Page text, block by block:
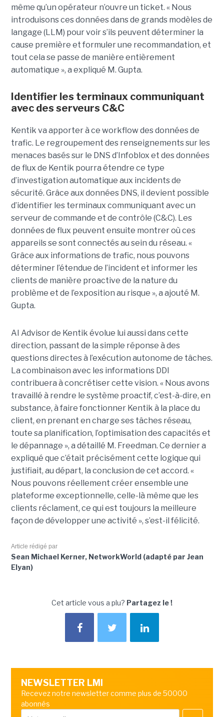
même qu’un opérateur n’ouvre un ticket. « Nous
introduisons ces données dans de grands modèles de
langage (LLM) pour voir s’ils peuvent déterminer la
cause première et formuler une recommandation, et
tout cela se passe de manière entièrement
automatique », a expliqué M. Gupta.
Identifier les terminaux communiquant
avec des serveurs C&C
Kentik va apporter à ce workflow des données de
trafic. Le regroupement des renseignements sur les
menaces basés sur le DNS d’Infoblox et des données
de flux de Kentik pourra étendre ce type
d’investigation automatique aux incidents de
sécurité. Grâce aux données DNS, il devient possible
d’identifier les terminaux communiquant avec un
serveur de commande et de contrôle (C&C). Les
données de flux peuvent ensuite montrer où ces
appareils se sont connectés au sein du réseau. «
Grâce aux informations de trafic, nous pouvons
déterminer l’étendue de l’incident et informer les
clients de manière proactive de la nature du
problème et de l’exposition au risque », a ajouté M.
Gupta.
AI Advisor de Kentik évolue lui aussi dans cette
direction, passant de la simple réponse à des
questions directes à l’exécution autonome de tâches.
La combinaison avec les informations DDI
contribuera à concrétiser cette vision. « Nous avons
travaillé à rendre le système proactif, c’est-à-dire, en
substance, à faire fonctionner Kentik à la place du
client, en prenant en charge ses tâches réseau,
toute sa planification, l’optimisation des capacités et
le dépannage », a détaillé M. Freedman. Ce dernier a
expliqué que c’était précisément cette logique qui
justifiait, au départ, la conclusion de cet accord. «
Nous pouvons réellement créer ensemble une
plateforme exceptionnelle, celle-là même que les
clients réclament, ce qui est toujours la meilleure
façon de développer une activité », s’est-il félicité.
Article rédigé par
Sean Michael Kerner, NetworkWorld (adapté par Jean
Elyan)
Cet article vous a plu? Partagez le !
NEWSLETTER LMI
Recevez notre newsletter comme plus de 50000
abonnés